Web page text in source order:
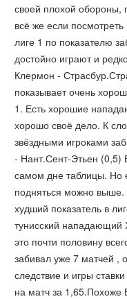
своей плохой обороны,
всё же если
лиге 1 по показателю
достойно играют и
Клермон -
показывает очень
1. Есть хорошие
хорошо своё дело. К
звёздными игроками
- Нант.Сент-Этьен (0,5)
самом дне таблицы. Но
подняться можно выше.
худший показатель в
тунисский нападающий
это почти половину
забивал уже 7 матчей ,
следствие и игры
на матч за 1,65.Похоже